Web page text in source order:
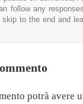
follow any
skip to the end and
potrà avere